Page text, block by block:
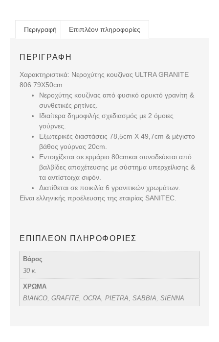
Περιγραφή Επιπλέον πληροφορίες
ΠΕΡΙΓΡΑΦΉ
Χαρακτηριστικά: Νεροχύτης κουζίνας ULTRA GRANITE
806 79X50cm
Νεροχύτης κουζίνας από φυσικό ορυκτό γρανίτη &
συνθετικές ρητίνες.
Ιδιαίτερα δημοφιλής σχεδιασμός με 2 όμοιες
γούρνες.
Εξωτερικές διαστάσεις 78,5cm Χ 49,7cm & μέγιστο
βάθος γούρνας 20cm
Εντοιχίζεται σε ερμάριο 80cmκαι συνοδεύεται από
βαλβίδες αποχέτευσης με σύστημα υπερχείλισης &
τα αντίστοιχα σιφόν.
Διατίθεται σε ποικιλία 6 γρανιτικών χρωμάτων.
Είναι ελληνικής προέλευσης της εταιρίας SANITEC.
ΕΠΙΠΛΈΟΝ ΠΛΗΡΟΦΟΡΊΕΣ
Βάρος
30 κ.
ΧΡΩΜΑ
BIANCO, GRAFITE, OCRA, PIETRA, SABBIA, SIENNA